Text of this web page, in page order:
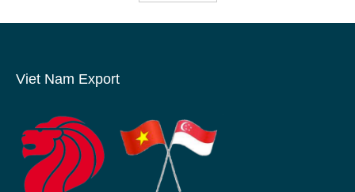
Viet Nam Export